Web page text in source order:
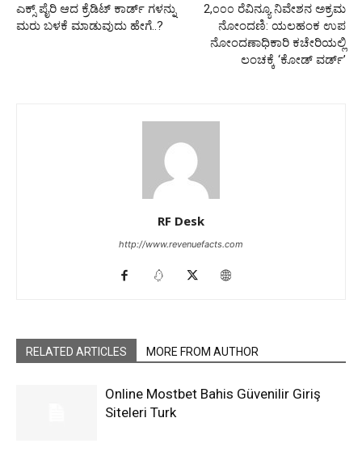
ಎಕ್ಸ್ ಪೈರಿ ಆದ ಕ್ರೆಡಿಟ್ ಕಾರ್ಡ್ ಗಳನ್ನು
ಮರು ಬಳಕೆ ಮಾಡುವುದು ಹೇಗೆ..?
2,೦೦೦ ರೆವಿನ್ಯೂ ನಿವೇಶನ ಅಕ್ರಮ
ನೋಂದಣಿ: ಯಲಹಂಕ ಉಪ
ನೋಂದಣಾಧಿಕಾರಿ ಕಚೇರಿಯಲ್ಲಿ
ಲಂಚಕ್ಕೆ ‘ಕೋಡ್‌ ವರ್ಡ್’
RF Desk
http://www.revenuefacts.com
RELATED ARTICLES MORE FROM AUTHOR
Online Mostbet Bahis Güvenilir Giriş
Siteleri Turk